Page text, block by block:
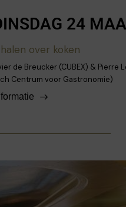
24
over koken
de Breucker (CUBEX) & Pierre
Centrum voor Gastronomie)